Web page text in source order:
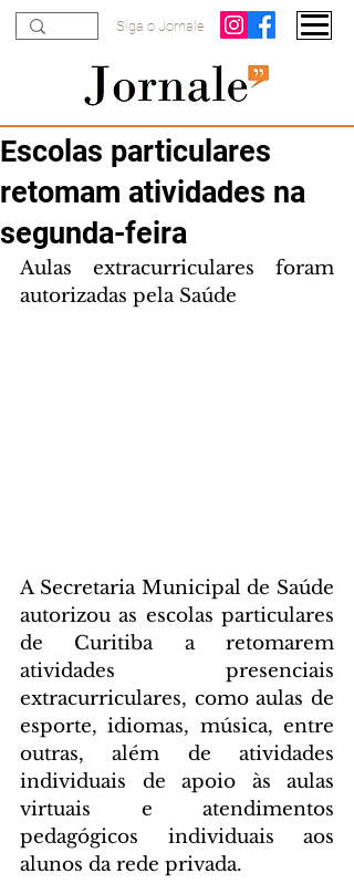
Siga o Jornale
Escolas particulares
retomam atividades na
segunda-feira
Aulas extracurriculares foram
autorizadas pela Saúde
A Secretaria Municipal de Saúde
autorizou as escolas particulares
de Curitiba a retomarem
atividades presenciais
extracurriculares, como aulas de
esporte, idiomas, música, entre
outras, além de atividades
individuais de apoio às aulas
virtuais e atendimentos
pedagógicos individuais aos
alunos da rede privada.